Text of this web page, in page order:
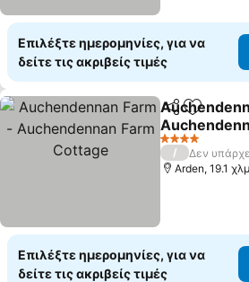
Επιλέξτε ημερομηνίες, για να
δείτε τις ακριβείς τιμές
Κοινοποίηση
Cottage
Εμφάνιση
4 Αστέρια
/
Δεν
Arden, 19.1
Επιλέξτε ημερομηνίες, για να
δείτε τις ακριβείς τιμές